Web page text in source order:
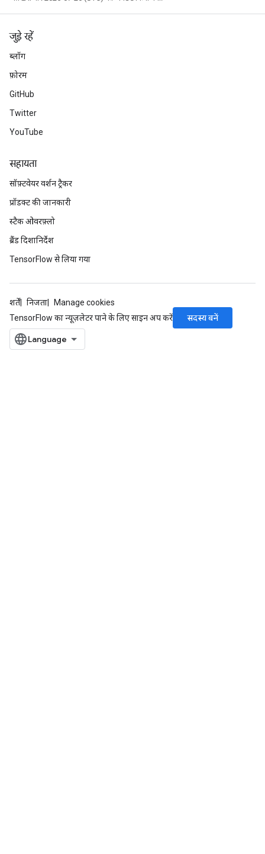
जुड़े रहें
ब्लॉग
फ़ोरम
GitHub
Twitter
YouTube
सहायता
सॉफ़्टवेयर वर्शन ट्रैकर
प्रॉडक्ट की जानकारी
स्टैक ओवरफ़्लो
ब्रैंड दिशानिर्देश
TensorFlow से लिया गया
शर्तें निजता
Manage cookies
TensorFlow का न्यूज़लेटर पाने के लिए साइन अप करें
सदस्य बनें